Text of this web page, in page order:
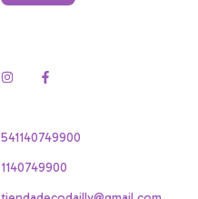
541140749900
1140749900